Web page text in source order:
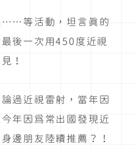
⋯⋯等活動，坦言真的
後一次用450度近視
！
過近視雷射，當年因
年因為常出國發現近
邊朋友陸續推薦？！